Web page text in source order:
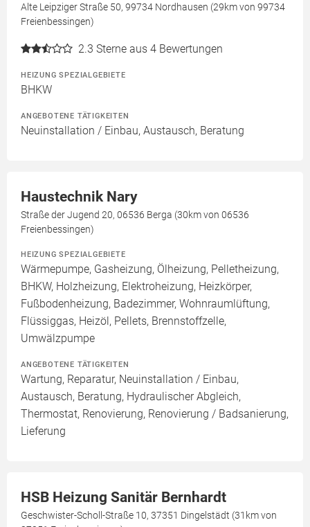
Alte Leipziger Straße 50, 99734 Nordhausen (29km von 99734
Freienbessingen)
2.3 Sterne aus 4 Bewertungen
HEIZUNG SPEZIALGEBIETE
BHKW
ANGEBOTENE TÄTIGKEITEN
Neuinstallation / Einbau, Austausch, Beratung
Haustechnik Nary
Straße der Jugend 20, 06536 Berga (30km von 06536
Freienbessingen)
HEIZUNG SPEZIALGEBIETE
Wärmepumpe, Gasheizung, Ölheizung, Pelletheizung,
BHKW, Holzheizung, Elektroheizung, Heizkörper,
Fußbodenheizung, Badezimmer, Wohnraumlüftung,
Flüssiggas, Heizöl, Pellets, Brennstoffzelle,
Umwälzpumpe
ANGEBOTENE TÄTIGKEITEN
Wartung, Reparatur, Neuinstallation / Einbau,
Austausch, Beratung, Hydraulischer Abgleich,
Thermostat, Renovierung, Renovierung / Badsanierung,
Lieferung
HSB Heizung Sanitär Bernhardt
Geschwister-Scholl-Straße 10, 37351 Dingelstädt (31km von